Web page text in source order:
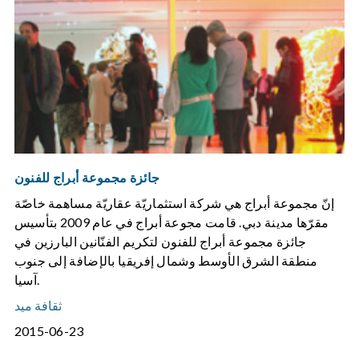
جائزة مجموعة أبراج للفنون
إنّ مجموعة أبراج هي شركة استثماريّة عقاريّة مساهمة خاصّة
مقرّها مدينة دبي. قامت مجوعة أبراج في عام 2009 بتأسيس
جائزة مجموعة أبراج للفنون لتكريم الفنّانين البارزين في
منطقة الشرق الأوسط وشمال إفريقيا بالإضافة إلى جنوب
آسيا.
ثقافة ميد
2015-06-23